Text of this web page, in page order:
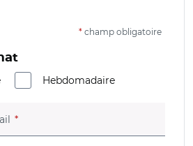
* champ obligatoire
Hebdomadaire
(champ obligatoire)